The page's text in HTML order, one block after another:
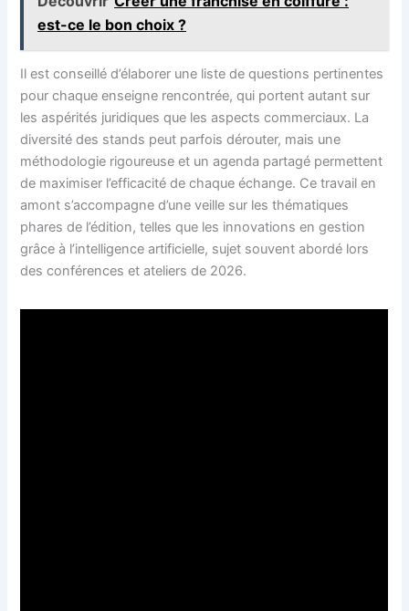
est-ce le bon choix ?
Il est conseillé d’élaborer une liste de questions pertinentes
pour chaque enseigne rencontrée, qui portent autant sur
les aspérités juridiques que les aspects commerciaux. La
diversité des stands peut parfois dérouter, mais une
méthodologie rigoureuse et un agenda partagé permettent
de maximiser l’efficacité de chaque échange. Ce travail en
amont s’accompagne d’une veille sur les thématiques
phares de l’édition, telles que les innovations en gestion
grâce à l’intelligence artificielle, sujet souvent abordé lors
des conférences et ateliers de 2026.